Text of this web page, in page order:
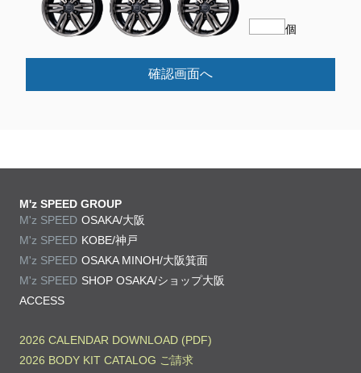
個
確認画面へ
M'z SPEED GROUP
M'z SPEED OSAKA/大阪
M'z SPEED KOBE/神戸
M'z SPEED OSAKA MINOH/大阪箕面
M'z SPEED SHOP OSAKA/ショップ大阪
ACCESS
2026 CALENDAR DOWNLOAD (PDF)
2026 BODY KIT CATALOG ご請求